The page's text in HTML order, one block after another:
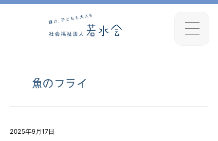
魚のフライ
2025年9月17日